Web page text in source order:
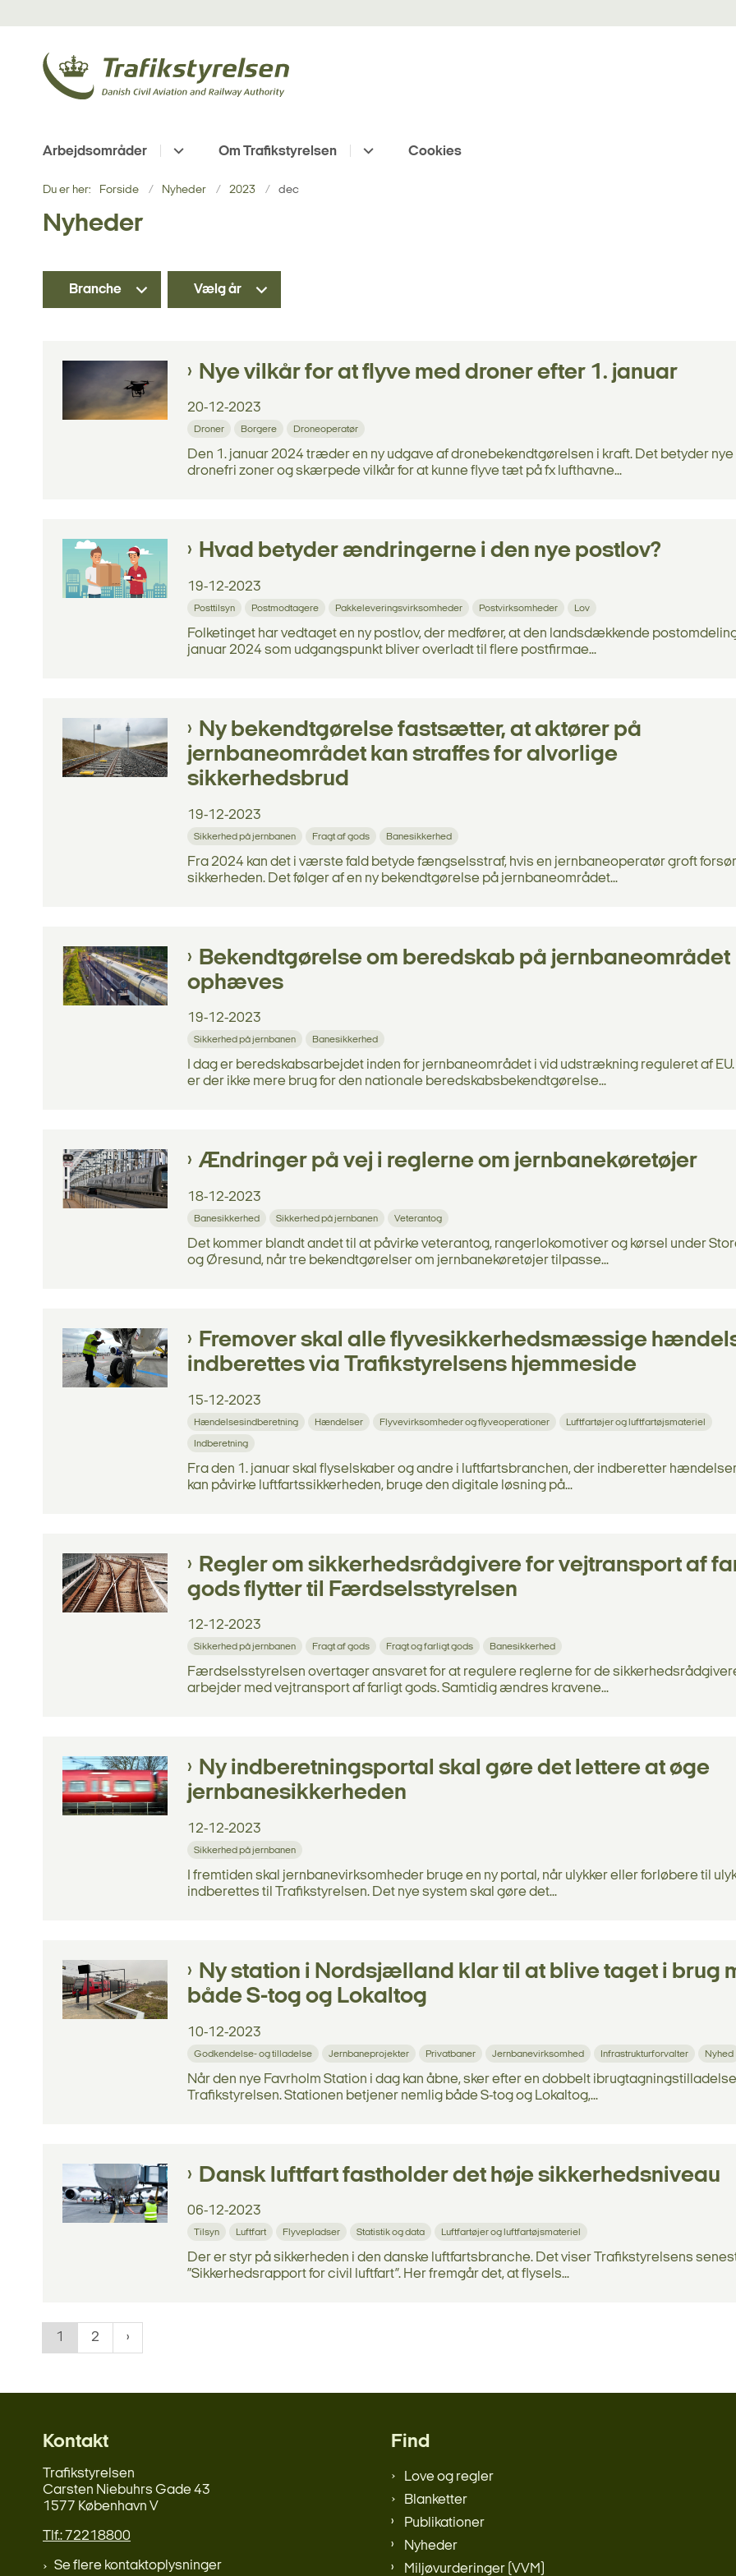
Arbejdsområder Om Trafikstyrelsen Cookies
Du er her: Forside Nyheder 2023 dec
Nyheder
Branche Vælg år
Nye vilkår for at flyve med droner efter 1. januar
20-12-2023
Droner Borgere Droneoperatør
Den 1. januar 2024 træder en ny udgave af dronebekendtgørelsen i kraft. Det betyder nye
dronefri zoner og skærpede vilkår for at kunne flyve tæt på fx lufthavne...
Hvad betyder ændringerne i den nye postlov?
19-12-2023
Posttilsyn Postmodtagere Pakkeleveringsvirksomheder Postvirksomheder Lov
Folketinget har vedtaget en ny postlov, der medfører, at den landsdækkende
januar 2024 som udgangspunkt bliver overladt til flere postfirmae...
Ny bekendtgørelse fastsætter, at aktører på
jernbaneområdet kan straffes for alvorlige
sikkerhedsbrud
19-12-2023
Sikkerhed på jernbanen Fragt af gods Banesikkerhed
Fra 2024 kan det i værste fald betyde fængselsstraf, hvis en jernbaneoperatør groft
sikkerheden. Det følger af en ny bekendtgørelse på jernbaneområdet...
Bekendtgørelse om beredskab på jernbaneområdet
ophæves
19-12-2023
Sikkerhed på jernbanen Banesikkerhed
I dag er beredskabsarbejdet inden for jernbaneområdet i vid udstrækning reguleret af
er der ikke mere brug for den nationale beredskabsbekendtgørelse...
Ændringer på vej i reglerne om jernbanekøretøjer
18-12-2023
Banesikkerhed Sikkerhed på jernbanen Veterantog
Det kommer blandt andet til at påvirke veterantog, rangerlokomotiver og kørsel under
og Øresund, når tre bekendtgørelser om jernbanekøretøjer tilpasse...
Fremover skal alle flyvesikkerhedsmæssige
indberettes via Trafikstyrelsens hjemmeside
15-12-2023
Hændelsesindberetning Hændelser Flyvevirksomheder og flyveoperationer Luftfartøjer og luftfartøjsmateriel
Indberetning
Fra den 1. januar skal flyselskaber og andre i luftfartsbranchen, der indberetter
kan påvirke luftfartssikkerheden, bruge den digitale løsning på...
Regler om sikkerhedsrådgivere for vejtransport af
gods flytter til Færdselsstyrelsen
12-12-2023
Sikkerhed på jernbanen Fragt af gods Fragt og farligt gods Banesikkerhed
Færdselsstyrelsen overtager ansvaret for at regulere reglerne for de
arbejder med vejtransport af farligt gods. Samtidig ændres kravene...
Ny indberetningsportal skal gøre det lettere at øge
jernbanesikkerheden
12-12-2023
Sikkerhed på jernbanen
I fremtiden skal jernbanevirksomheder bruge en ny portal, når ulykker eller forløbere til
indberettes til Trafikstyrelsen. Det nye system skal gøre det...
Ny station i Nordsjælland klar til at blive taget i brug
både S-tog og Lokaltog
10-12-2023
Godkendelse- og tilladelse Jernbaneprojekter Privatbaner Jernbanevirksomhed Infrastrukturforvalter Nyhed
Når den nye Favrholm Station i dag kan åbne, sker efter en dobbelt
Trafikstyrelsen. Stationen betjener nemlig både S-tog og Lokaltog,...
Dansk luftfart fastholder det høje sikkerhedsniveau
06-12-2023
Tilsyn Luftfart Flyvepladser Statistik og data Luftfartøjer og luftfartøjsmateriel
Der er styr på sikkerheden i den danske luftfartsbranche. Det viser Trafikstyrelsens
”Sikkerhedsrapport for civil luftfart”. Her fremgår det, at flysels...
1 2
Kontakt
Trafikstyrelsen
Carsten Niebuhrs Gade 43
1577 København V
Tlf.: 72218800
Se flere kontaktoplysninger
Find
Love og regler
Blanketter
Publikationer
Nyheder
Miljøvurderinger (VVM)